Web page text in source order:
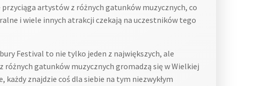
artystów z różnych gatunków muzycznych, co
i wiele innych atrakcji czekają na uczestników tego
Festival to nie tylko jeden z największych, ale
gatunków muzycznych gromadzą się w Wielkiej
znajdzie coś dla siebie na tym niezwykłym